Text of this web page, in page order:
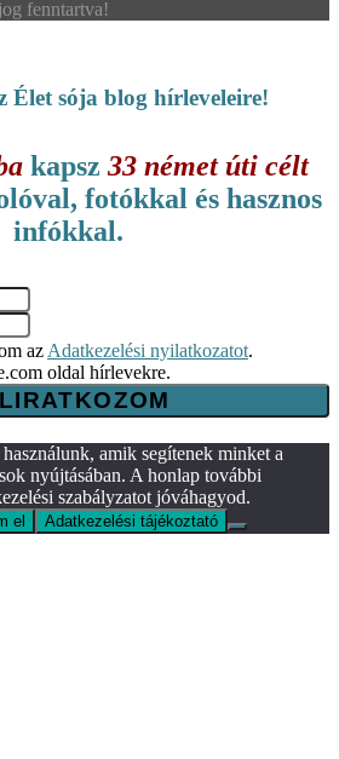
fenntartva!
Élet sója blog hírleveleire!
kapsz 33 német úti célt
fotókkal és hasznos
infókkal.
az Adatkezelési nyilatkozatot.
oldal hírlevekre.
amik segítenek minket a
nyújtásában. A honlap további
szabályzatot jóváhagyod.
el Adatkezelési tájékoztató